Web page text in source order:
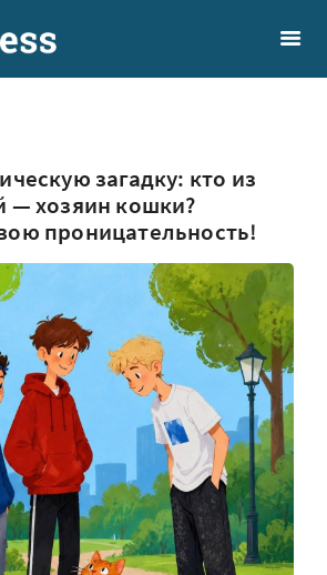
загадку: кто из
— хозяин кошки?
проницательность!